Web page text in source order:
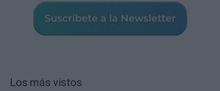
Los más vistos